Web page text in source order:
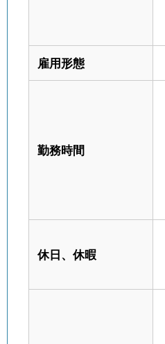
雇用形態
勤務時間
休日、休暇